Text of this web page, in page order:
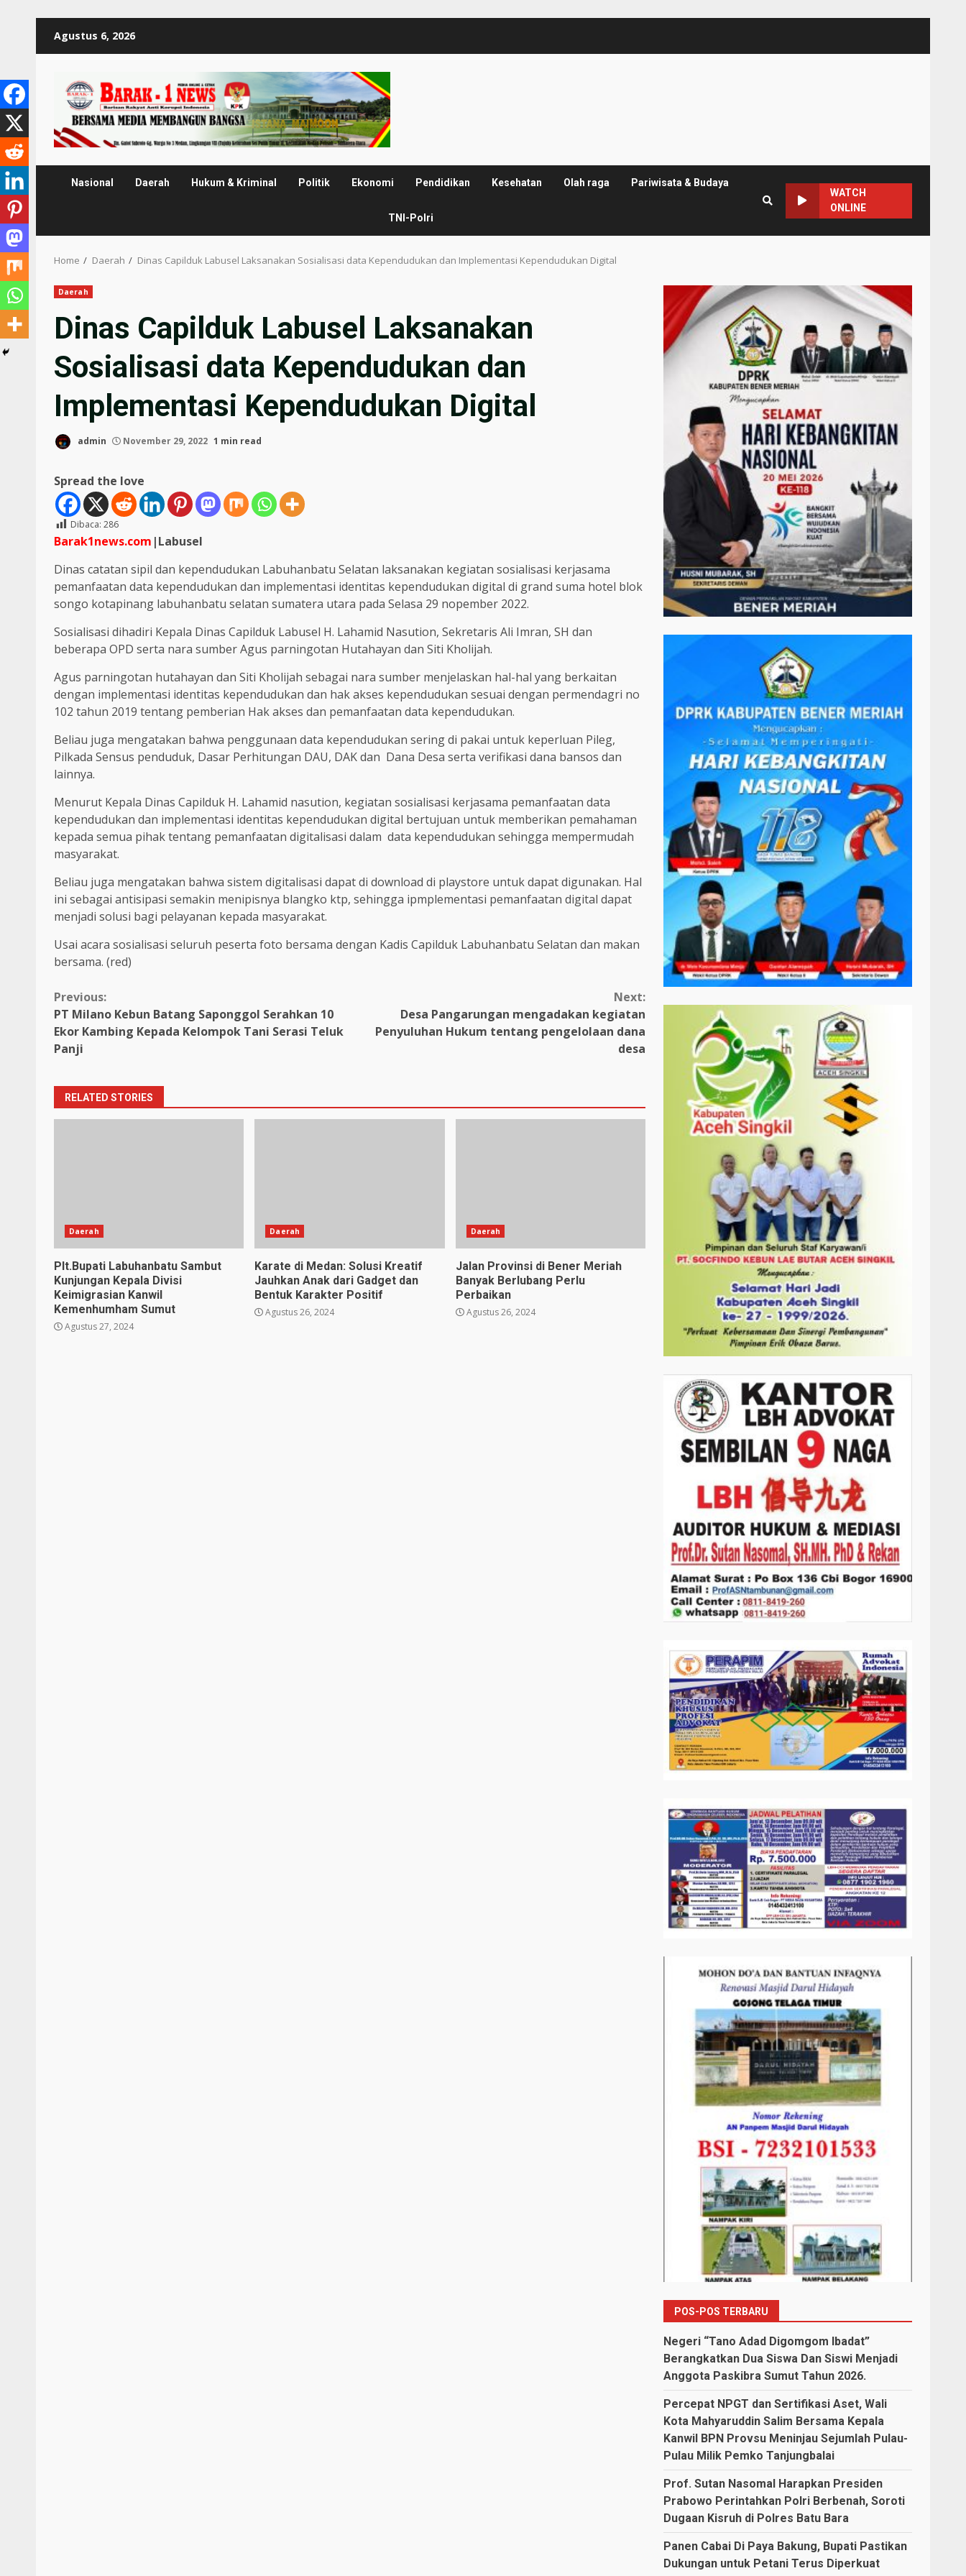
Agustus 6, 2026
Nasional Daerah Hukum & Kriminal Politik Ekonomi Pendidikan Kesehatan Olah raga Pariwisata & Budaya
TNI-Polri
WATCH
ONLINE
Home Daerah Dinas Capilduk Labusel Laksanakan Sosialisasi data Kependudukan dan Implementasi Kependudukan Digital
Daerah
Dinas Capilduk Labusel Laksanakan
Sosialisasi data Kependudukan dan
Implementasi Kependudukan Digital
admin November 29, 2022 1 min read
Spread the love
Dibaca: 286
Barak1news.com |Labusel
Dinas catatan sipil dan kependudukan Labuhanbatu Selatan laksanakan kegiatan sosialisasi kerjasama
pemanfaatan data kependudukan dan implementasi identitas kependudukan digital di grand suma hotel blok
songo kotapinang labuhanbatu selatan sumatera utara pada Selasa 29 nopember 2022.
Sosialisasi dihadiri Kepala Dinas Capilduk Labusel H. Lahamid Nasution, Sekretaris Ali Imran, SH dan
beberapa OPD serta nara sumber Agus parningotan Hutahayan dan Siti Kholijah.
Agus parningotan hutahayan dan Siti Kholijah sebagai nara sumber menjelaskan hal-hal yang berkaitan
dengan implementasi identitas kependudukan dan hak akses kependudukan sesuai dengan permendagri no
102 tahun 2019 tentang pemberian Hak akses dan pemanfaatan data kependudukan.
Beliau juga mengatakan bahwa penggunaan data kependudukan sering di pakai untuk keperluan Pileg,
Pilkada Sensus penduduk, Dasar Perhitungan DAU, DAK dan Dana Desa serta verifikasi dana bansos dan
lainnya.
Menurut Kepala Dinas Capilduk H. Lahamid nasution, kegiatan sosialisasi kerjasama pemanfaatan data
kependudukan dan implementasi identitas kependudukan digital bertujuan untuk memberikan pemahaman
kepada semua pihak tentang pemanfaatan digitalisasi dalam data kependudukan sehingga mempermudah
masyarakat.
Beliau juga mengatakan bahwa sistem digitalisasi dapat di download di playstore untuk dapat digunakan. Hal
ini sebagai antisipasi semakin menipisnya blangko ktp, sehingga ipmplementasi pemanfaatan digital dapat
menjadi solusi bagi pelayanan kepada masyarakat.
Usai acara sosialisasi seluruh peserta foto bersama dengan Kadis Capilduk Labuhanbatu Selatan dan makan
bersama. (red)
Continue
Reading
Previous:
PT Milano Kebun Batang Saponggol Serahkan 10
Ekor Kambing Kepada Kelompok Tani Serasi Teluk
Panji
Next:
Desa Pangarungan mengadakan kegiatan
Penyuluhan Hukum tentang pengelolaan dana
desa
RELATED STORIES
Daerah
Plt.Bupati Labuhanbatu Sambut
Kunjungan Kepala Divisi
Keimigrasian Kanwil
Kemenhumham Sumut
Agustus 27, 2024
Daerah
Karate di Medan: Solusi Kreatif
Jauhkan Anak dari Gadget dan
Bentuk Karakter Positif
Agustus 26, 2024
Daerah
Jalan Provinsi di Bener Meriah
Banyak Berlubang Perlu
Perbaikan
Agustus 26, 2024
POS-POS TERBARU
Negeri “Tano Adad Digomgom Ibadat”
Berangkatkan Dua Siswa Dan Siswi Menjadi
Anggota Paskibra Sumut Tahun 2026.
Percepat NPGT dan Sertifikasi Aset, Wali
Kota Mahyaruddin Salim Bersama Kepala
Kanwil BPN Provsu Meninjau Sejumlah Pulau-
Pulau Milik Pemko Tanjungbalai
Prof. Sutan Nasomal Harapkan Presiden
Prabowo Perintahkan Polri Berbenah, Soroti
Dugaan Kisruh di Polres Batu Bara
Panen Cabai Di Paya Bakung, Bupati Pastikan
Dukungan untuk Petani Terus Diperkuat